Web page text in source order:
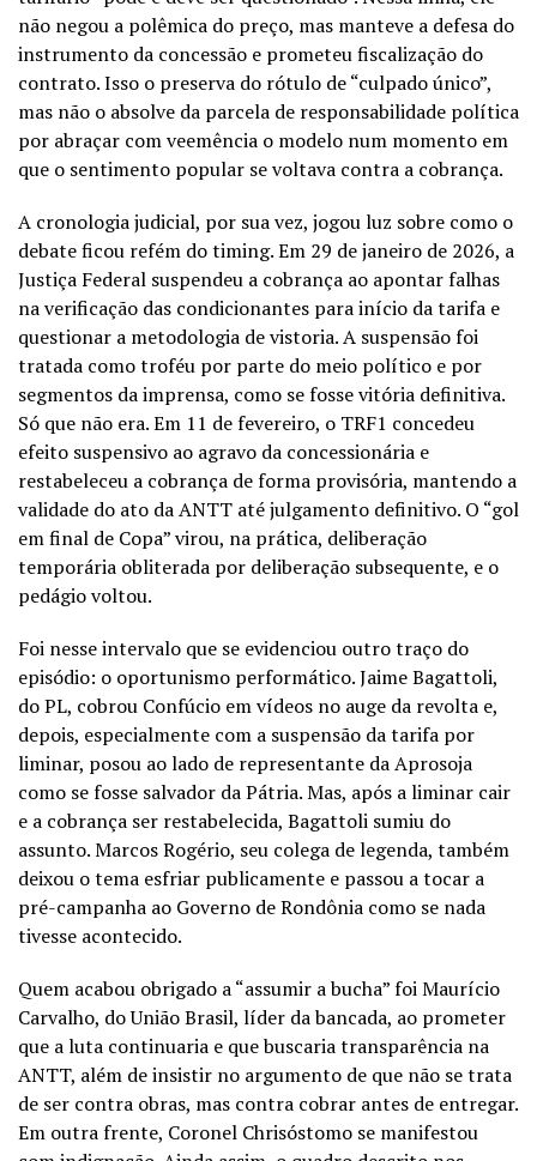
não negou a polêmica do preço, mas manteve a defesa do
instrumento da concessão e prometeu fiscalização do
contrato. Isso o preserva do rótulo de “culpado único”,
mas não o absolve da parcela de responsabilidade política
por abraçar com veemência o modelo num momento em
que o sentimento popular se voltava contra a cobrança.
A cronologia judicial, por sua vez, jogou luz sobre como o
debate ficou refém do timing. Em 29 de janeiro de 2026, a
Justiça Federal suspendeu a cobrança ao apontar falhas
na verificação das condicionantes para início da tarifa e
questionar a metodologia de vistoria. A suspensão foi
tratada como troféu por parte do meio político e por
segmentos da imprensa, como se fosse vitória definitiva.
Só que não era. Em 11 de fevereiro, o TRF1 concedeu
efeito suspensivo ao agravo da concessionária e
restabeleceu a cobrança de forma provisória, mantendo a
validade do ato da ANTT até julgamento definitivo. O “gol
em final de Copa” virou, na prática, deliberação
temporária obliterada por deliberação subsequente, e o
pedágio voltou.
Foi nesse intervalo que se evidenciou outro traço do
episódio: o oportunismo performático. Jaime Bagattoli,
do PL, cobrou Confúcio em vídeos no auge da revolta e,
depois, especialmente com a suspensão da tarifa por
liminar, posou ao lado de representante da Aprosoja
como se fosse salvador da Pátria. Mas, após a liminar cair
e a cobrança ser restabelecida, Bagattoli sumiu do
assunto. Marcos Rogério, seu colega de legenda, também
deixou o tema esfriar publicamente e passou a tocar a
pré-campanha ao Governo de Rondônia como se nada
tivesse acontecido.
Quem acabou obrigado a “assumir a bucha” foi Maurício
Carvalho, do União Brasil, líder da bancada, ao prometer
que a luta continuaria e que buscaria transparência na
ANTT, além de insistir no argumento de que não se trata
de ser contra obras, mas contra cobrar antes de entregar.
Em outra frente, Coronel Chrisóstomo se manifestou